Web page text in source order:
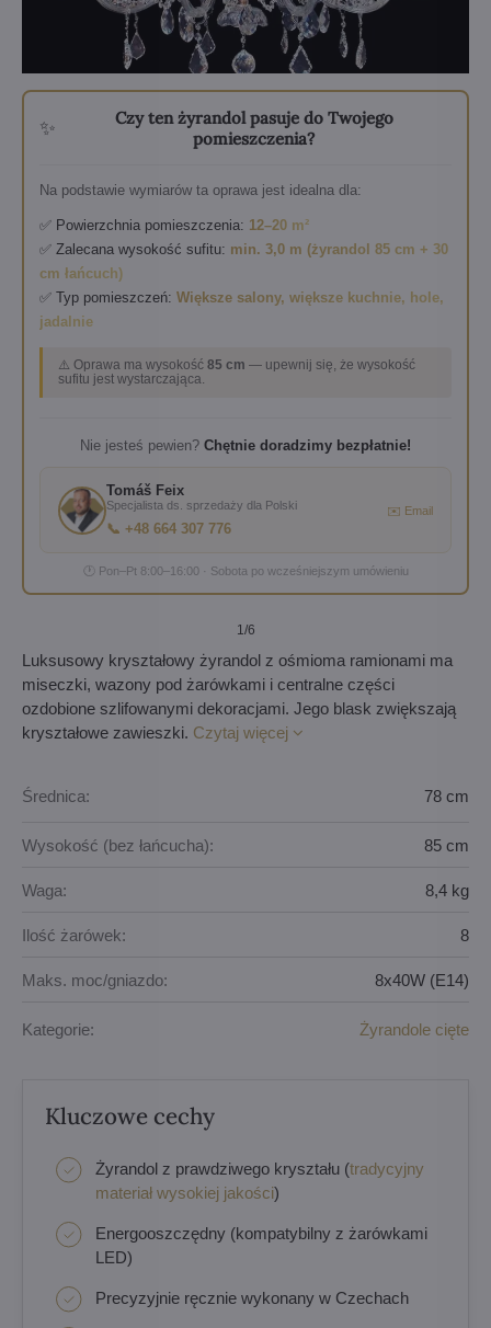
✨
Czy ten żyrandol pasuje do Twojego
pomieszczenia?
Na podstawie wymiarów ta oprawa jest idealna dla:
✅ Powierzchnia pomieszczenia: 12–20 m²
✅ Zalecana wysokość sufitu: min. 3,0 m (żyrandol 85 cm + 30
cm łańcuch)
✅ Typ pomieszczeń: Większe salony, większe kuchnie, hole,
jadalnie
⚠️ Oprawa ma wysokość 85 cm — upewnij się, że wysokość
sufitu jest wystarczająca.
Nie jesteś pewien? Chętnie doradzimy bezpłatnie!
Tomáš Feix
Specjalista ds. sprzedaży dla Polski
📞 +48 664 307 776
✉️ Email
🕐 Pon–Pt 8:00–16:00 · Sobota po wcześniejszym umówieniu
1/6
Luksusowy kryształowy żyrandol z ośmioma ramionami ma
miseczki, wazony pod żarówkami i centralne części
ozdobione szlifowanymi dekoracjami. Jego blask zwiększają
kryształowe zawieszki. Czytaj więcej
Średnica: 78 cm
Wysokość (bez łańcucha): 85 cm
Waga: 8,4 kg
Ilość żarówek: 8
Maks. moc/gniazdo: 8x40W (E14)
Kategorie: Żyrandole cięte
Kluczowe cechy
Żyrandol z prawdziwego kryształu (tradycyjny
materiał wysokiej jakości)
Energooszczędny (kompatybilny z żarówkami
LED)
Precyzyjnie ręcznie wykonany w Czechach